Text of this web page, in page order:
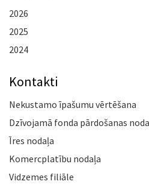
2026
2025
2024
Kontakti
Nekustamo īpašumu vērtēšana
Dzīvojamā fonda pārdošanas
Īres nodaļa
Komercplatību nodaļa
Vidzemes filiāle